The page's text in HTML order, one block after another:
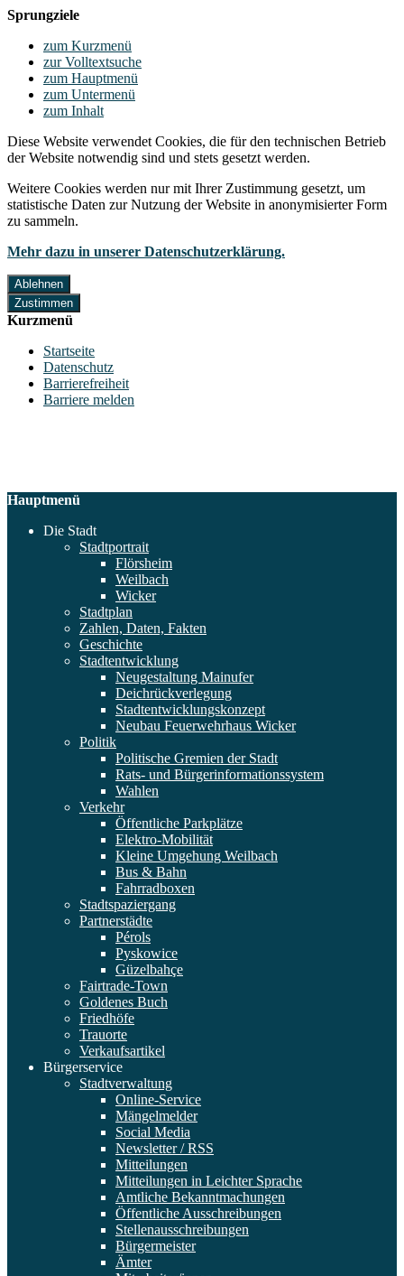
Sprungziele
zum Kurzmenü
zur Volltextsuche
zum Hauptmenü
zum Untermenü
zum Inhalt
Diese Website verwendet Cookies, die für den technischen Betrieb
der Website notwendig sind und stets gesetzt werden.
Weitere Cookies werden nur mit Ihrer Zustimmung gesetzt, um
statistische Daten zur Nutzung der Website in anonymisierter Form
zu sammeln.
Mehr dazu in unserer Datenschutzerklärung.
Ablehnen
Zustimmen
Kurzmenü
Startseite
Datenschutz
Barrierefreiheit
Barriere melden
Hauptmenü
Die Stadt
Stadtportrait
Flörsheim
Weilbach
Wicker
Stadtplan
Zahlen, Daten, Fakten
Geschichte
Stadtentwicklung
Neugestaltung Mainufer
Deichrückverlegung
Stadtentwicklungskonzept
Neubau Feuerwehrhaus Wicker
Politik
Politische Gremien der Stadt
Rats- und Bürgerinformationssystem
Wahlen
Verkehr
Öffentliche Parkplätze
Elektro-Mobilität
Kleine Umgehung Weilbach
Bus & Bahn
Fahrradboxen
Stadtspaziergang
Partnerstädte
Pérols
Pyskowice
Güzelbahçe
Fairtrade-Town
Goldenes Buch
Friedhöfe
Trauorte
Verkaufsartikel
Bürgerservice
Stadtverwaltung
Online-Service
Mängelmelder
Social Media
Newsletter / RSS
Mitteilungen
Mitteilungen in Leichter Sprache
Amtliche Bekanntmachungen
Öffentliche Ausschreibungen
Stellenausschreibungen
Bürgermeister
Ämter